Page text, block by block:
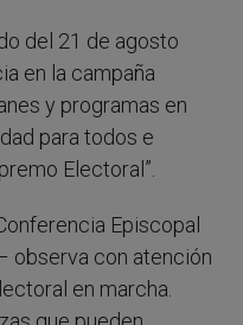
del 21 de agosto
en la campaña
y programas en
para todos e
Electoral”.
Episcopal
observa con atención
en marcha.